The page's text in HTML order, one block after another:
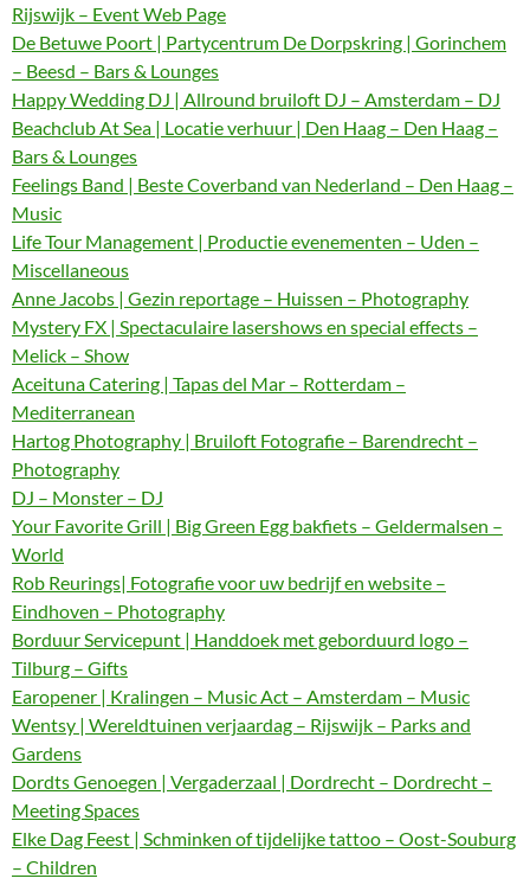
Rijswijk – Event Web Page
De Betuwe Poort | Partycentrum De Dorpskring | Gorinchem
– Beesd – Bars & Lounges
Happy Wedding DJ | Allround bruiloft DJ – Amsterdam – DJ
Beachclub At Sea | Locatie verhuur | Den Haag – Den Haag –
Bars & Lounges
Feelings Band | Beste Coverband van Nederland – Den Haag –
Music
Life Tour Management | Productie evenementen – Uden –
Miscellaneous
Anne Jacobs | Gezin reportage – Huissen – Photography
Mystery FX | Spectaculaire lasershows en special effects –
Melick – Show
Aceituna Catering | Tapas del Mar – Rotterdam –
Mediterranean
Hartog Photography | Bruiloft Fotografie – Barendrecht –
Photography
DJ – Monster – DJ
Your Favorite Grill | Big Green Egg bakfiets – Geldermalsen –
World
Rob Reurings| Fotografie voor uw bedrijf en website –
Eindhoven – Photography
Borduur Servicepunt | Handdoek met geborduurd logo –
Tilburg – Gifts
Earopener | Kralingen – Music Act – Amsterdam – Music
Wentsy | Wereldtuinen verjaardag – Rijswijk – Parks and
Gardens
Dordts Genoegen | Vergaderzaal | Dordrecht – Dordrecht –
Meeting Spaces
Elke Dag Feest | Schminken of tijdelijke tattoo – Oost-Souburg
– Children